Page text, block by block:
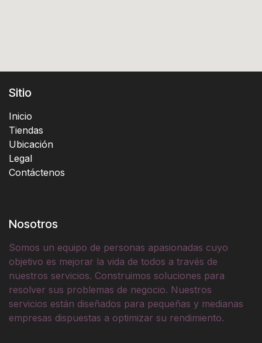
Sitio
Inicio
Tiendas
Ubicación
Legal
Contáctenos
Nosotros
Somos un equipo de personas apasionadas cuyo
objetivo es mejorar la vida de todos a través de
nuestros servicios. Construimos soluciones para
resolver sus problemas de negocio. Nuestros
servicios están diseñados para pequeñas y medianas
empresas dispuestas a optimizar su rendimiento.